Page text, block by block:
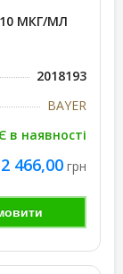
10 МКГ/МЛ
2018193
BAYER
Є в наявності
466,00 грн